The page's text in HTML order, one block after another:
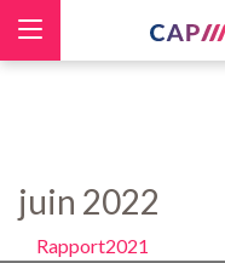
juin 2022
Rapport2021
Panneau de gestion des